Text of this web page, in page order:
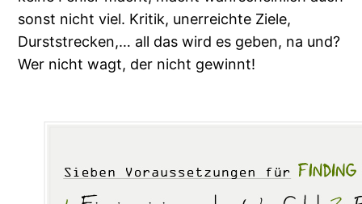
sonst nicht viel. Kritik, unerreichte Ziele,
Durststrecken,… all das wird es geben, na und?
Wer nicht wagt, der nicht gewinnt!